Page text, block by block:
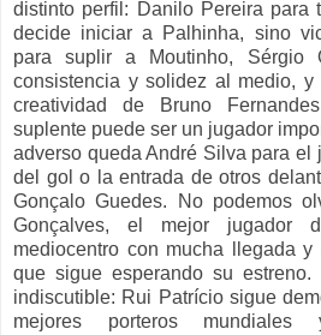
distinto perfil: Danilo Pereira para
decide iniciar a Palhinha, sino
para suplir a Moutinho, Sérgio
consistencia y solidez al medio,
creatividad de Bruno
suplente puede ser un jugador
adverso queda André Silva para el
del gol o la entrada de otros
Gonçalo Guedes. No podemos
Gonçalves, el mejor
mediocentro con mucha llegada
que sigue esperando su
indiscutible: Rui Patrício sigue
mejores porteros